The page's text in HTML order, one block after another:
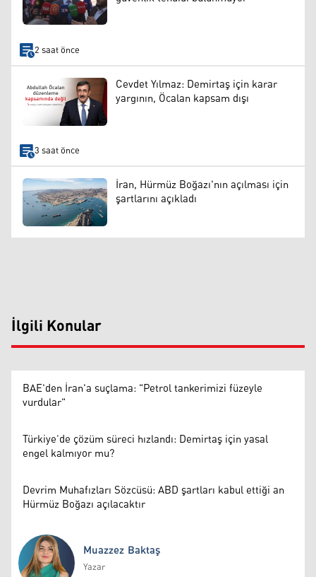
2 saat önce
Cevdet Yılmaz: Demirtaş için karar
yargının, Öcalan kapsam dışı
3 saat önce
İran, Hürmüz Boğazı'nın açılması için
şartlarını açıkladı
İlgili Konular
BAE'den İran'a suçlama: "Petrol tankerimizi füzeyle
vurdular"
Türkiye’de çözüm süreci hızlandı: Demirtaş için yasal
engel kalmıyor mu?
Devrim Muhafızları Sözcüsü: ABD şartları kabul ettiği an
Hürmüz Boğazı açılacaktır
Muazzez Baktaş
Yazar